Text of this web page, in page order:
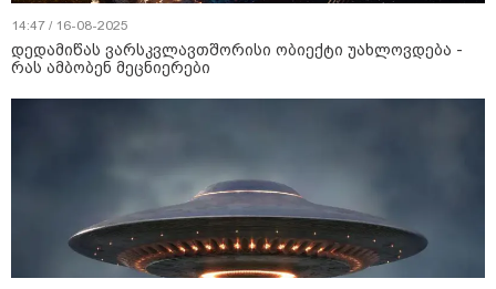
14:47 / 16-08-2025
დედამიწას ვარსკვლავთშორისი ობიექტი უახლოვდება -
რას ამბობენ მეცნიერები